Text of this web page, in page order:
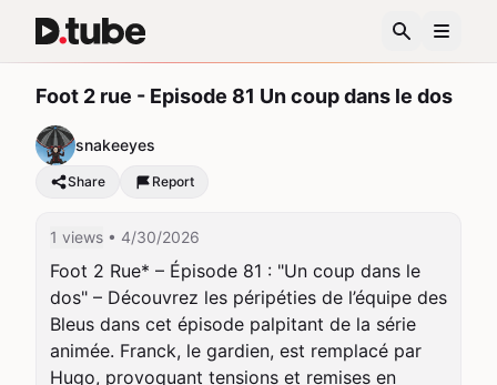
Foot 2 rue - Episode 81 Un coup dans le dos
snakeeyes
Share Report
1 views • 4/30/2026
Foot 2 Rue* – Épisode 81 : "Un coup dans le
dos" – Découvrez les péripéties de l’équipe des
Bleus dans cet épisode palpitant de la série
animée. Franck, le gardien, est remplacé par
Hugo, provoquant tensions et remises en